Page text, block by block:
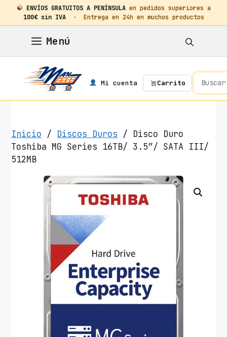
ENVÍOS GRATUITOS A PENÍNSULA en pedidos superiores a
100€ sin IVA· Entrega en 24h en muchos productos
contenido
Menú
Mi cuenta Carrito
Inicio / Discos Duros / Disco Duro
Toshiba MG Series 16TB/ 3.5″/ SATA III/
512MB